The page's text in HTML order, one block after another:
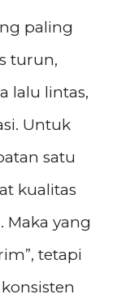
paling
turun,
lalu lintas,
Untuk
satu
kualitas
Maka yang
tetapi